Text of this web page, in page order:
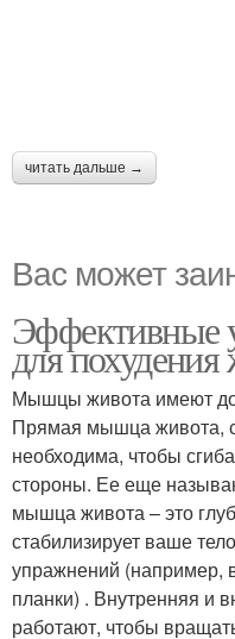
читать дальше →
Вас может
Эффективные
для
Мышцы живота имеют
Прямая мышца живота,
необходима, чтобы
стороны. Ее еще
мышца живота – это
стабилизирует ваше
упражнений (например,
планки) . Внутренняя
работают, чтобы